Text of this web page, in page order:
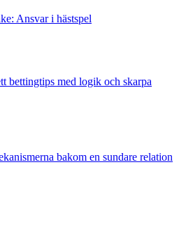
Ansvar i hästspel
bettingtips med logik och skarpa
bakom en sundare relation